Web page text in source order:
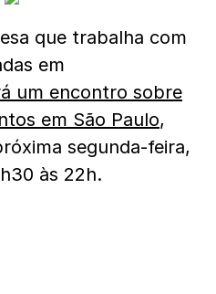
que trabalha com
em
um encontro sobre
em São Paulo,
segunda-feira,
às 22h.